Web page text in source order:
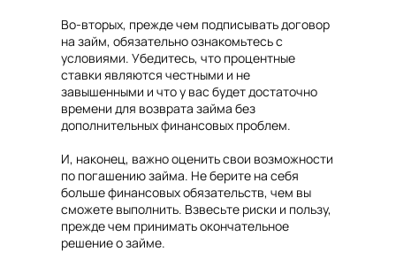
Во-вторых, прежде чем подписывать договор
на займ, обязательно ознакомьтесь с
условиями. Убедитесь, что процентные
ставки являются честными и не
завышенными и что у вас будет достаточно
времени для возврата займа без
дополнительных финансовых проблем.
И, наконец, важно оценить свои возможности
по погашению займа. Не берите на себя
больше финансовых обязательств, чем вы
сможете выполнить. Взвесьте риски и пользу,
прежде чем принимать окончательное
решение о займе.